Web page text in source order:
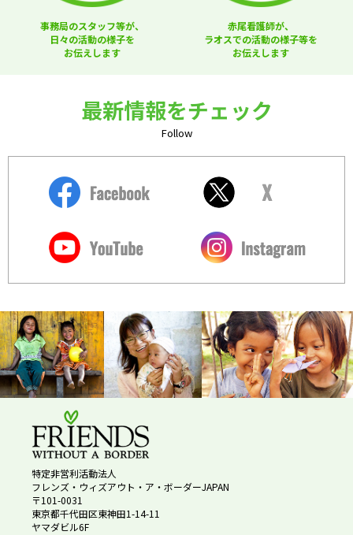
事務局のスタッフ等が、
日々の活動の様子を
お伝えします
赤尾看護師が、
ラオスでの活動の様子等を
お伝えします
最新情報をチェック
Follow
特定非営利活動法人
フレンズ・ウィズアウト・ア・ボーダーJAPAN
〒101-0031
東京都千代田区東神田1-14-11
ヤマダビル6F